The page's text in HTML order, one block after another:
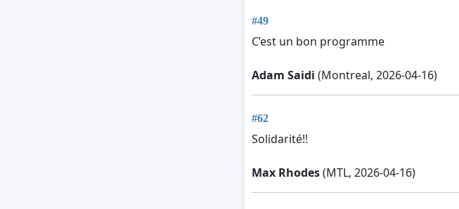
#49
C’est un bon programme
Adam Saidi (Montreal, 2026-04-16)
#62
Solidarité!!
Max Rhodes(MTL, 2026-04-16)